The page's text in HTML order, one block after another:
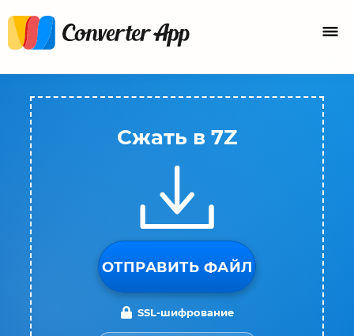
Сжать в 7Z
ОТПРАВИТЬ ФАЙЛ
SSL-шифрование